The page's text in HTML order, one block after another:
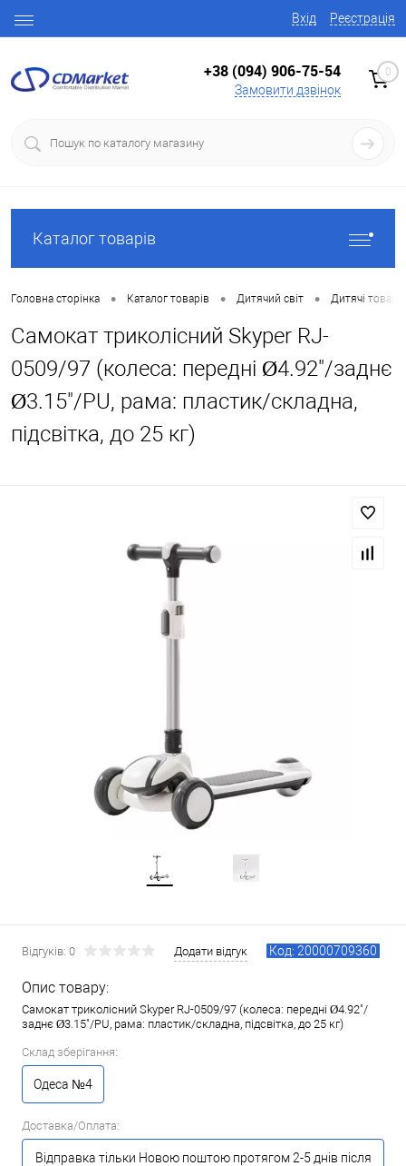
Вхід Реєстрація
+38 (094) 906-75-54
Замовити дзвінок
0
Каталог товарів
Головна сторінка • Каталог товарів • Дитячий світ • Дитячі
Самокат триколісний Skyper RJ-
0509/97 (колеса: передні Ø4.92"/заднє
Ø3.15"/PU, рама: пластик/складна,
підсвітка, до 25 кг)
Відгуків: 0 Додати відгук Код: 20000709360
Опис товару:
Самокат триколісний Skyper RJ-0509/97 (колеса: передні Ø4.92"/
заднє Ø3.15"/PU, рама: пластик/складна, підсвітка, до 25 кг)
Склад зберігання:
Одеса №4
Доставка/Оплата:
Відправка тільки Новою поштою протягом 2-5 днів після